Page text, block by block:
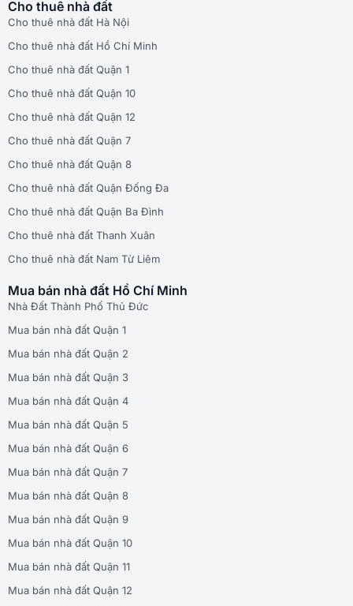
Cho thuê nhà đất
Cho thuê nhà đất Hà Nội
Cho thuê nhà đất Hồ Chí Minh
Cho thuê nhà đất Quận 1
Cho thuê nhà đất Quận 10
Cho thuê nhà đất Quận 12
Cho thuê nhà đất Quận 7
Cho thuê nhà đất Quận 8
Cho thuê nhà đất Quận Đống Đa
Cho thuê nhà đất Quận Ba Đình
Cho thuê nhà đất Thanh Xuân
Cho thuê nhà đất Nam Từ Liêm
Mua bán nhà đất Hồ Chí Minh
Nhà Đất Thành Phố Thủ Đức
Mua bán nhà đất Quận 1
Mua bán nhà đất Quận 2
Mua bán nhà đất Quận 3
Mua bán nhà đất Quận 4
Mua bán nhà đất Quận 5
Mua bán nhà đất Quận 6
Mua bán nhà đất Quận 7
Mua bán nhà đất Quận 8
Mua bán nhà đất Quận 9
Mua bán nhà đất Quận 10
Mua bán nhà đất Quận 11
Mua bán nhà đất Quận 12